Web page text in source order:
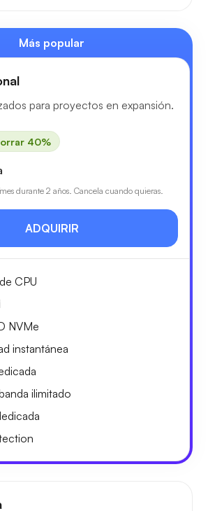
Más popular
para proyectos en expansión.
40%
durante 2 años. Cancela cuando quieras.
ADQUIRIR
CPU
NVMe
instantánea
ilimitado